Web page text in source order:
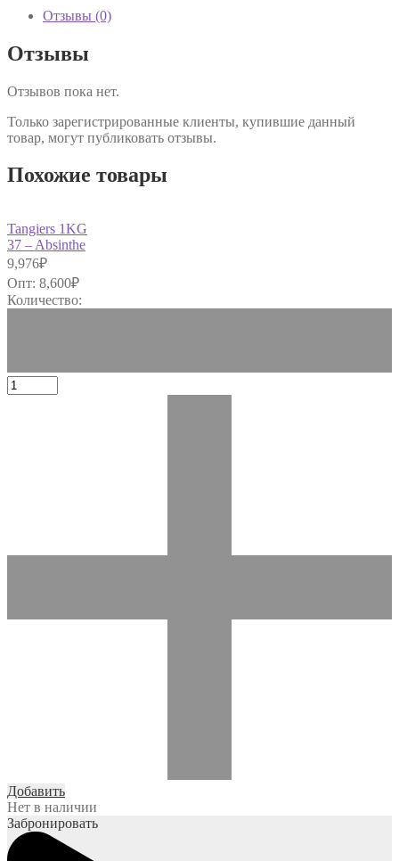
Отзывы (0)
Отзывы
Отзывов пока нет.
Только зарегистрированные клиенты, купившие данный
товар, могут публиковать отзывы.
Похожие товары
Tangiers 1KG
37 – Absinthe
9,976₽
Опт: 8,600₽
Количество:
Добавить
Нет в наличии
Забронировать